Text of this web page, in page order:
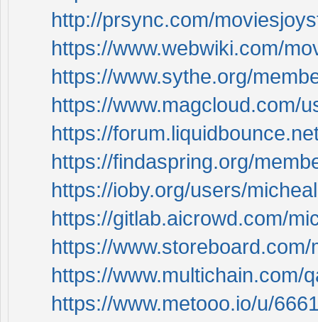
http://prsync.com/
https://www.webwiki.com/
https://www.sythe.org/
https://www.magcloud.com/
https://
https://findaspring.org/
https://ioby.org/users/
https://gitlab.aicrowd.com/
https://www.storeboard.com/
https://www.multichain.com/
https://www.metooo.io/u/